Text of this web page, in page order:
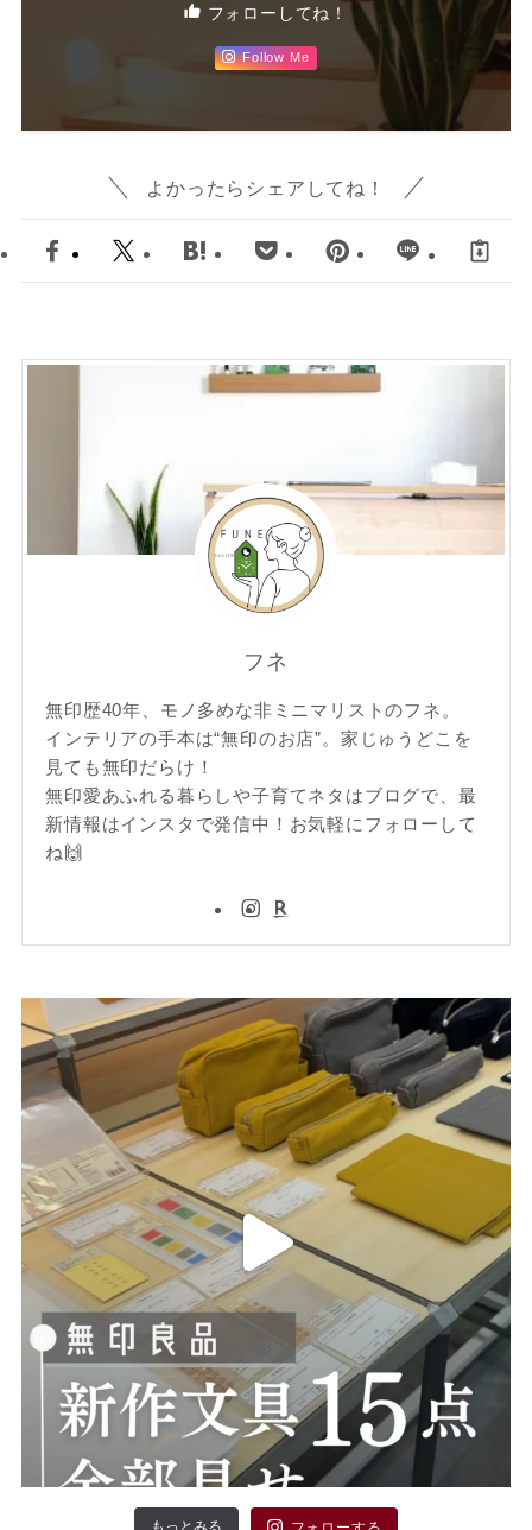
フォローしてね！
Follow Me
よかったらシェアしてね！
フネ
無印歴40年、モノ多めな非ミニマリストのフネ。
インテリアの手本は“無印のお店”。家じゅうどこを
見ても無印だらけ！
無印愛あふれる暮らしや子育てネタはブログで、最
新情報はインスタで発信中！お気軽にフォローして
ね🙌
もっとみる